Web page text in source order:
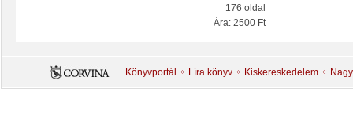
176 oldal
Ára: 2500 Ft
Könyvportál Líra könyv Kiskereskedelem